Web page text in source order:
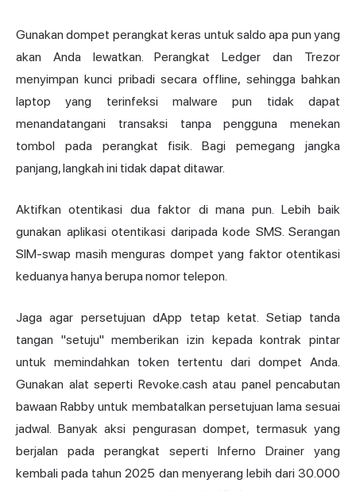
Gunakan dompet perangkat keras untuk saldo apa pun yang
akan Anda lewatkan. Perangkat Ledger dan Trezor
menyimpan kunci pribadi secara offline, sehingga bahkan
laptop yang terinfeksi malware pun tidak dapat
menandatangani transaksi tanpa pengguna menekan
tombol pada perangkat fisik. Bagi pemegang jangka
panjang, langkah ini tidak dapat ditawar.
Aktifkan otentikasi dua faktor di mana pun. Lebih baik
gunakan aplikasi otentikasi daripada kode SMS. Serangan
SIM-swap masih menguras dompet yang faktor otentikasi
keduanya hanya berupa nomor telepon.
Jaga agar persetujuan dApp tetap ketat. Setiap tanda
tangan "setuju" memberikan izin kepada kontrak pintar
untuk memindahkan token tertentu dari dompet Anda.
Gunakan alat seperti Revoke.cash atau panel pencabutan
bawaan Rabby untuk membatalkan persetujuan lama sesuai
jadwal. Banyak aksi pengurasan dompet, termasuk yang
berjalan pada perangkat seperti Inferno Drainer yang
kembali pada tahun 2025 dan menyerang lebih dari 30.000